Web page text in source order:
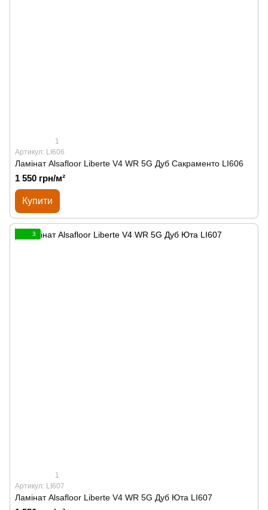
1
Артикул: LI606
Ламінат Alsafloor Liberte V4 WR 5G Дуб Сакраменто LI606
1 550 грн/м²
Купити
3
1
Артикул: LI607
Ламінат Alsafloor Liberte V4 WR 5G Дуб Юта LI607